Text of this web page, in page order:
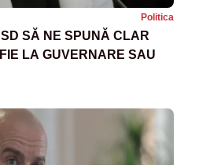
Politica
SĂ NE SPUNĂ CLAR
LA GUVERNARE SAU